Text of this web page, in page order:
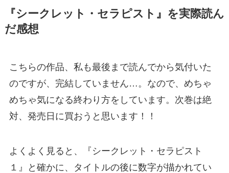
『シークレット・セラピスト』を実際読ん
だ感想
こちらの作品、私も最後まで読んでから気付いた
のですが、完結していません…。なので、めちゃ
めちゃ気になる終わり方をしています。次巻は絶
対、発売日に買おうと思います！！
よくよく見ると、『シークレット・セラピスト
１』と確かに、タイトルの後に数字が描かれてい